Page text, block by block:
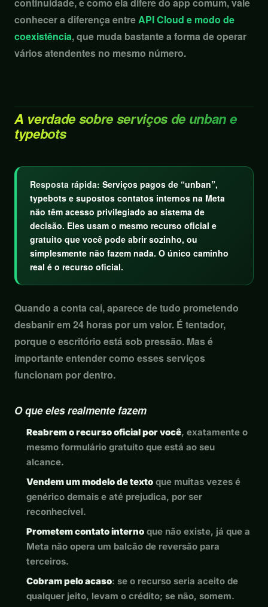
conhecer a diferença entreAPI Cloud e modo de
coexistência, que muda bastante a forma de operar
vários atendentes no mesmo número.
A verdade sobre serviços de unban e
typebots
Resposta rápida: Serviços pagos de “unban”,
typebots e supostos contatos internos na Meta
não têm acesso privilegiado ao sistema de
decisão. Eles usam o mesmo recurso oficial e
gratuito que você pode abrir sozinho, ou
simplesmente não fazem nada. O único caminho
real é o recurso oficial.
Quando a conta cai, aparece de tudo prometendo
desbanir em 24 horas por um valor. É tentador,
porque o escritório está sob pressão. Mas é
importante entender como esses serviços
funcionam por dentro.
O que eles realmente fazem
Reabrem o recurso oficial por você, exatamente o
mesmo formulário gratuito que está ao seu
alcance.
Vendem um modelo de texto que muitas vezes é
genérico demais e até prejudica, por ser
reconhecível.
Prometem contato interno que não existe, já que a
Meta não opera um balcão de reversão para
terceiros.
Cobram pelo acaso: se o recurso seria aceito de
qualquer jeito, levam o crédito; se não, somem.